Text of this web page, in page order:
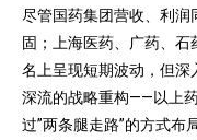
尽管国药集团营收、利
固；上海医药、广药、
名上呈现短期波动，但深
深流的战略重构——以上
过”两条腿走路”的方式布